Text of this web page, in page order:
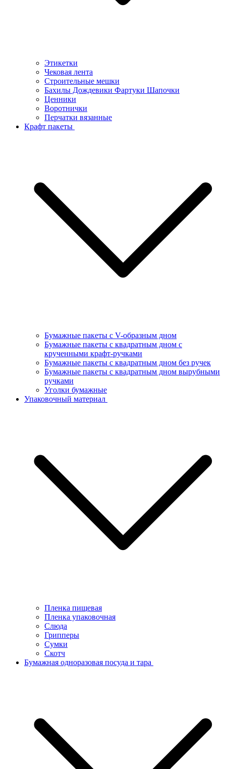
Этикетки
Чековая лента
Строительные мешки
Бахилы Дождевики Фартуки Шапочки
Ценники
Воротнички
Перчатки вязанные
Крафт пакеты
Бумажные пакеты с V-образным дном
Бумажные пакеты с квадратным дном с
крученными крафт-ручками
Бумажные пакеты с квадратным дном без ручек
Бумажные пакеты с квадратным дном вырубными
ручками
Уголки бумажные
Упаковочный материал
Пленка пищевая
Пленка упаковочная
Слюда
Грипперы
Сумки
Скотч
Бумажная одноразовая посуда и тара